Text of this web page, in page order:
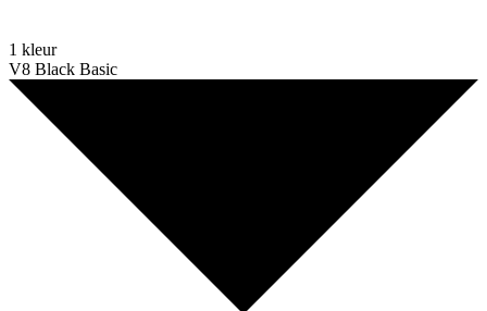
1 kleur
V8 Black Basic